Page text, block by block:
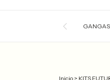
Inicio > KITS